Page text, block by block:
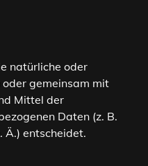
natürliche oder
gemeinsam mit
Mittel der
Daten (z. B.
Ä.) entscheidet.